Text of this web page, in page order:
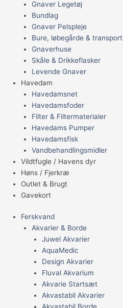
Gnaver Legetøj
Bundlag
Gnaver Pelspleje
Bure, løbegårde & transport
Gnaverhuse
Skåle & Drikkeflasker
Levende Gnaver
Havedam
Havedamsnet
Havedamsfoder
Filter & Filtermaterialer
Havedams Pumper
Havedamsfisk
Vandbehandlingsmidler
Vildtfugle / Havens dyr
Høns / Fjerkræ
Outlet & Brugt
Gavekort
Ferskvand
Akvarier & Borde
Juwel Akvarier
AquaMedic
Design Akvarier
Fluval Akvarium
Akvarie Startsæt
Akvastabil Akvarier